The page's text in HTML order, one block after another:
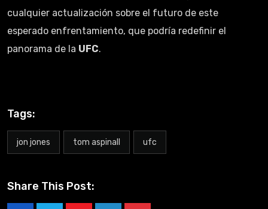
cualquier actualización sobre el futuro de este
esperado enfrentamiento, que podría redefinir el
panorama de la UFC.
Tags:
jon jones tom aspinall ufc
Share This Post: